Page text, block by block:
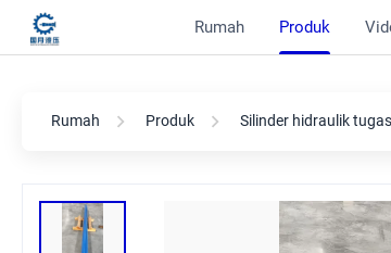
Rumah Produk
Rumah Produk Silinder hidraulik